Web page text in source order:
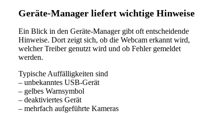
Geräte-Manager liefert wichtige Hinweise
Ein Blick in den Geräte-Manager gibt oft entscheidende
Hinweise. Dort zeigt sich, ob die Webcam erkannt wird,
welcher Treiber genutzt wird und ob Fehler gemeldet
werden.
Typische Auffälligkeiten sind
– unbekanntes USB-Gerät
– gelbes Warnsymbol
– deaktiviertes Gerät
– mehrfach aufgeführte Kameras